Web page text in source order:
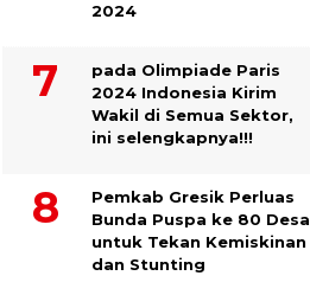
2024
pada Olimpiade Paris
2024 Indonesia Kirim
Wakil di Semua Sektor,
ini selengkapnya!!!
Pemkab Gresik Perluas
Bunda Puspa ke 80 Desa
untuk Tekan Kemiskinan
dan Stunting